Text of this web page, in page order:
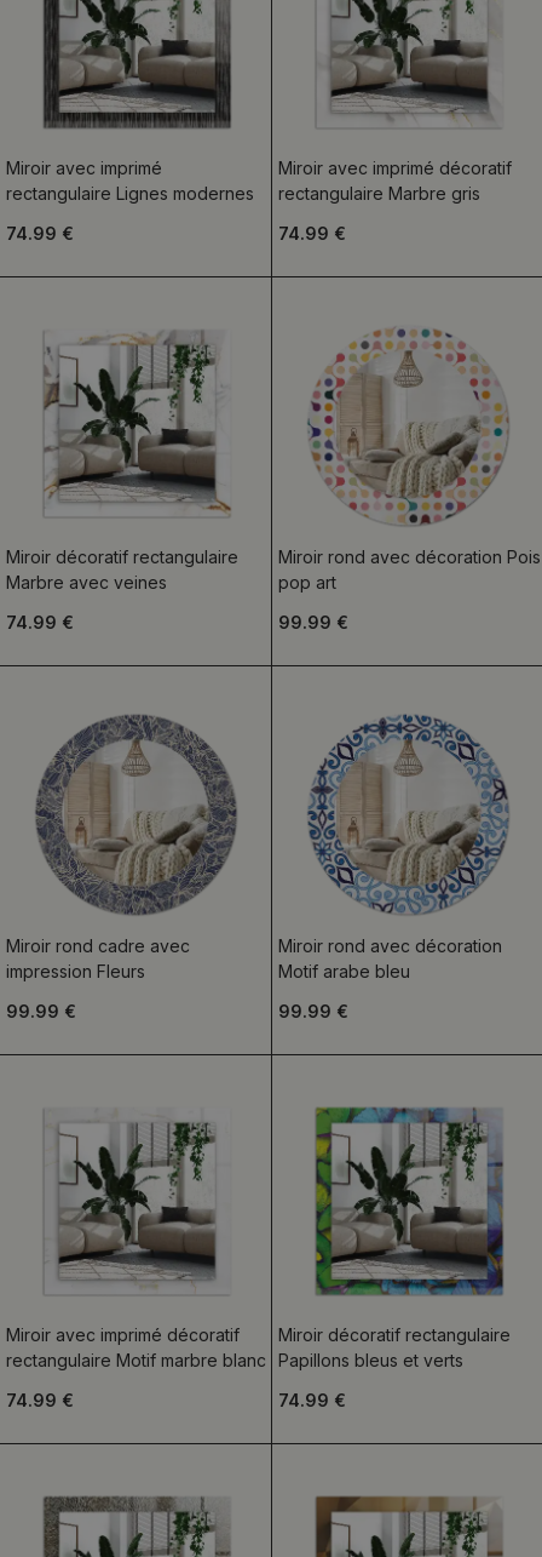
Miroir avec imprimé
rectangulaire Lignes modernes
74.99 €
Miroir avec imprimé décoratif
rectangulaire Marbre gris
74.99 €
Miroir décoratif rectangulaire
Marbre avec veines
74.99 €
Miroir rond avec décoration Pois
pop art
99.99 €
Miroir rond cadre avec
impression Fleurs
99.99 €
Miroir rond avec décoration
Motif arabe bleu
99.99 €
Miroir avec imprimé décoratif
rectangulaire Motif marbre blanc
74.99 €
Miroir décoratif rectangulaire
Papillons bleus et verts
74.99 €